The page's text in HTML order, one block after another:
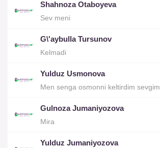
Shahnoza Otaboyeva
Sev meni
G\'aybulla Tursunov
Kelmadi
Yulduz Usmonova
Men senga osmonni keltirdim sevgim
Gulnoza Jumaniyozova
Mira
Yulduz Jumaniyozova